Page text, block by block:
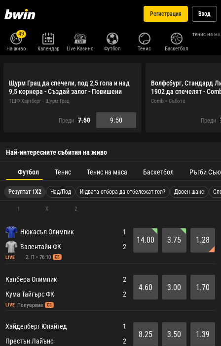
Регистрация Вход
49
На живо Календар Live Казино Футбол Тенис Баскетбол
Щурм Грац да спечели, под 2,5 гола и над
9,5 корнера - Създай залог - Повишени
коефициенти
ТШФ Хартберг - Щурм Грац
Преди 7.50 9.50
Волфсбург, Стандард
1902 да спечелят -
Combi+ Събота
Преди
Най-интересните събития на живо
Футбол Тенис Тенис на маса Баскетбол Ръгби
Резултат 1X2 Над/Под И двата отбора да отбележат гол? Двоен шанс
1 X 2
Нюкасъл Олимпик
Валентайн ФК
LIVE 2. П • 76:10 СЗ
1
2
14.00 3.75 1.28
Канбера Олимпик
Кума Тайгърс ФК
LIVE Полувреме СЗ
2
2
4.60 3.00 1.70
Хайделберг Юнайтед
Престън Лайънс
1
2
8.25 3.50 1.39